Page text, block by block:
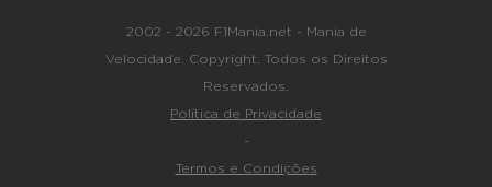
2002 - 2026 F1Mania.net - Mania de
Velocidade. Copyright. Todos os Direitos
Reservados.
Política de Privacidade
-
Termos e Condições